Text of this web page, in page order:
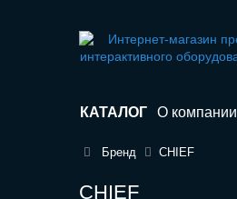
КАТАЛОГ О компании
Бренд CHIEF
CHIEF